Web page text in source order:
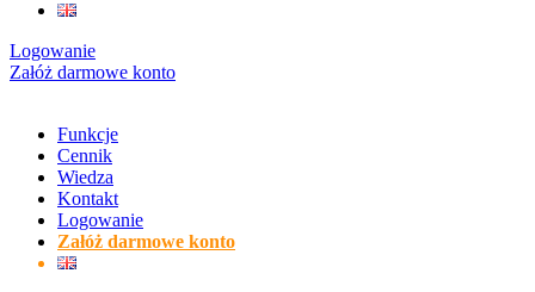
Logowanie
Załóż darmowe konto
Funkcje
Cennik
Wiedza
Kontakt
Logowanie
Załóż darmowe konto